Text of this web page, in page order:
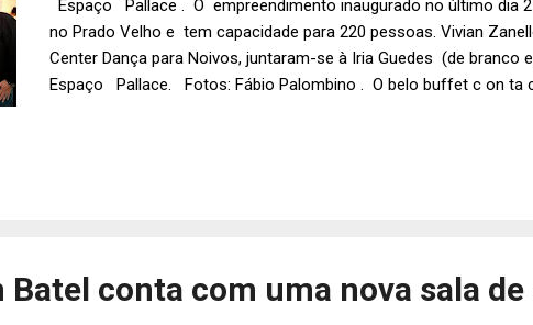
Espaço Pallace . O empreendimento inaugurado no último dia
no Prado Velho e tem capacidade para 220 pessoas. Vivian
Center Dança para Noivos, juntaram-se à Iria Guedes (de branco
Espaço Pallace. Fotos: Fábio Palombino . O belo buffet c on ta
Batel conta com uma nova sala de